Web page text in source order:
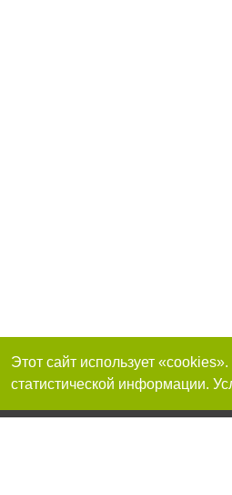
Этот сайт использует
статистической информации.